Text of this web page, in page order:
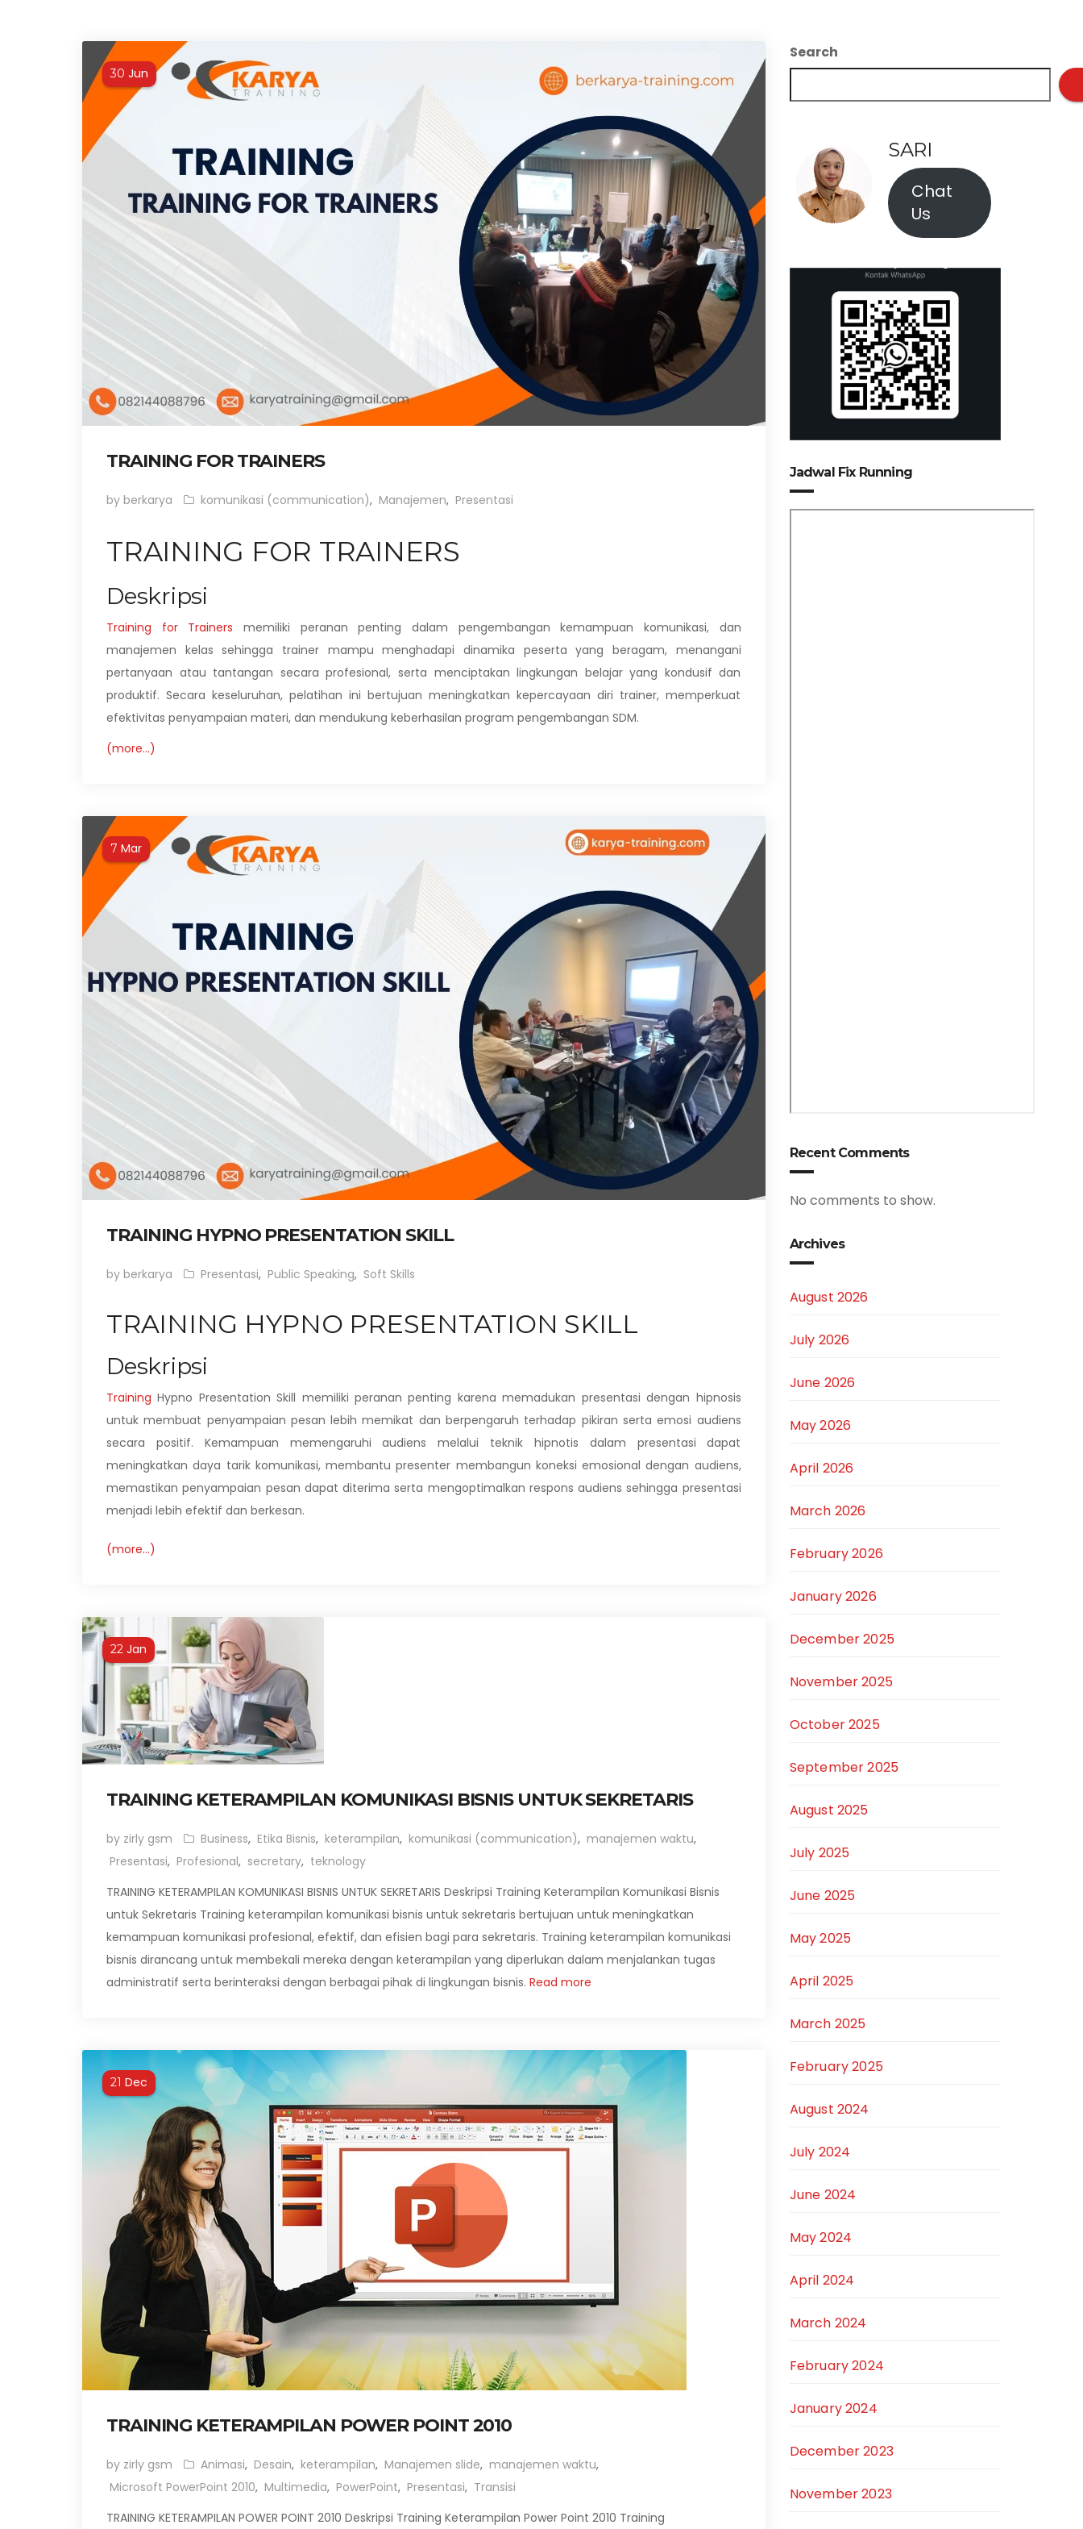
30 Jun
TRAINING FOR TRAINERS
by berkarya komunikasi (communication), Manajemen, Presentasi
TRAINING FOR TRAINERS
Deskripsi
Training for Trainers memiliki peranan penting dalam pengembangan kemampuan komunikasi, dan
manajemen kelas sehingga trainer mampu menghadapi dinamika peserta yang beragam, menangani
pertanyaan atau tantangan secara profesional, serta menciptakan lingkungan belajar yang kondusif dan
produktif. Secara keseluruhan, pelatihan ini bertujuan meningkatkan kepercayaan diri trainer, memperkuat
efektivitas penyampaian materi, dan mendukung keberhasilan program pengembangan SDM.
(more…)
7 Mar
TRAINING HYPNO PRESENTATION SKILL
by berkarya Presentasi, Public Speaking, Soft Skills
TRAINING HYPNO PRESENTATION SKILL
Deskripsi
Training Hypno Presentation Skill memiliki peranan penting karena memadukan presentasi dengan hipnosis
untuk membuat penyampaian pesan lebih memikat dan berpengaruh terhadap pikiran serta emosi audiens
secara positif. Kemampuan memengaruhi audiens melalui teknik hipnotis dalam presentasi dapat
meningkatkan daya tarik komunikasi, membantu presenter membangun koneksi emosional dengan audiens,
memastikan penyampaian pesan dapat diterima serta mengoptimalkan respons audiens sehingga presentasi
menjadi lebih efektif dan berkesan.
(more…)
22 Jan
TRAINING KETERAMPILAN KOMUNIKASI BISNIS UNTUK SEKRETARIS
by zirly gsm Business, Etika Bisnis, keterampilan, komunikasi (communication), manajemen waktu,
Presentasi, Profesional, secretary, teknology
TRAINING KETERAMPILAN KOMUNIKASI BISNIS UNTUK SEKRETARIS Deskripsi Training Keterampilan Komunikasi Bisnis
untuk Sekretaris Training keterampilan komunikasi bisnis untuk sekretaris bertujuan untuk meningkatkan
kemampuan komunikasi profesional, efektif, dan efisien bagi para sekretaris. Training keterampilan komunikasi
bisnis dirancang untuk membekali mereka dengan keterampilan yang diperlukan dalam menjalankan tugas
administratif serta berinteraksi dengan berbagai pihak di lingkungan bisnis. Read more
21 Dec
TRAINING KETERAMPILAN POWER POINT 2010
by zirly gsm Animasi, Desain, keterampilan, Manajemen slide, manajemen waktu,
Microsoft PowerPoint 2010, Multimedia, PowerPoint, Presentasi, Transisi
TRAINING KETERAMPILAN POWER POINT 2010 Deskripsi Training Keterampilan Power Point 2010 Training
Search
SARI
Chat
Us
Jadwal Fix Running
Recent Comments
No comments to show.
Archives
August 2026
July 2026
June 2026
May 2026
April 2026
March 2026
February 2026
January 2026
December 2025
November 2025
October 2025
September 2025
August 2025
July 2025
June 2025
May 2025
April 2025
March 2025
February 2025
August 2024
July 2024
June 2024
May 2024
April 2024
March 2024
February 2024
January 2024
December 2023
November 2023